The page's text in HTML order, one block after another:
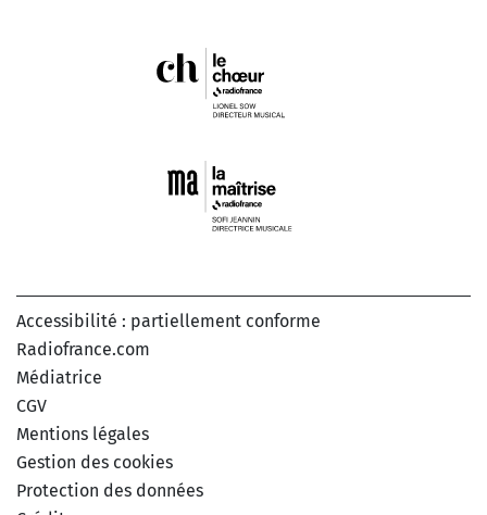
Accessibilité : partiellement conforme
Radiofrance.com
Médiatrice
CGV
Mentions légales
Gestion des cookies
Protection des données